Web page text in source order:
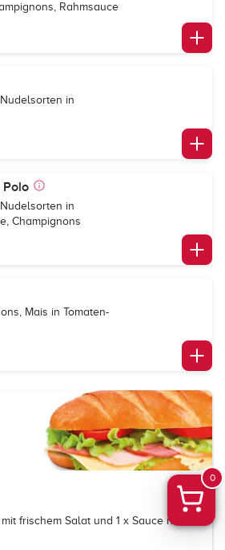
Rahmsauce
in
Polo
in
Champignons
Mais in Tomaten-
frischem Salat und 1 x Sauce nach
0